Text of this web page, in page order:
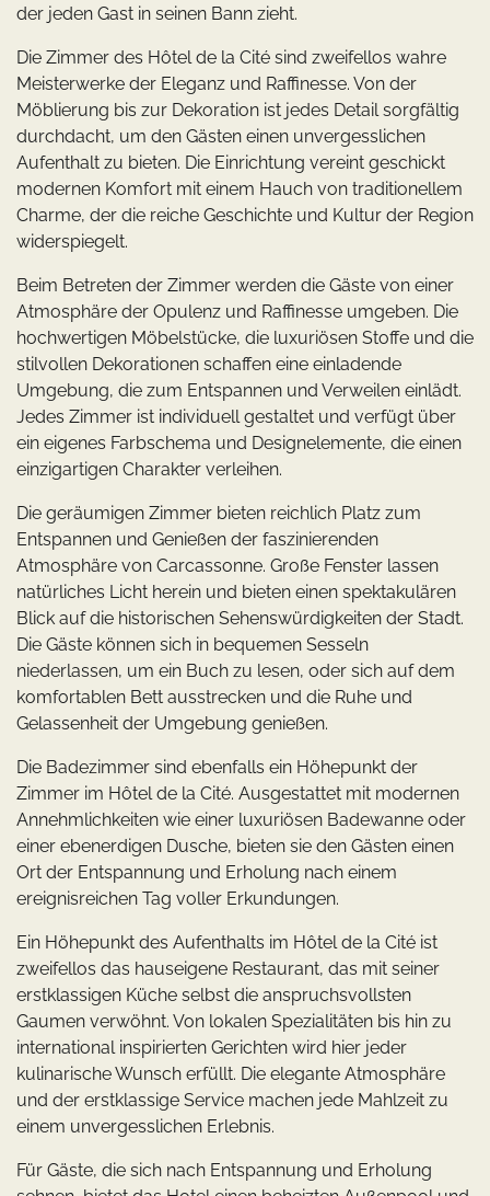
der jeden Gast in seinen Bann zieht.
Die Zimmer des Hôtel de la Cité sind zweifellos wahre
Meisterwerke der Eleganz und Raffinesse. Von der
Möblierung bis zur Dekoration ist jedes Detail sorgfältig
durchdacht, um den Gästen einen unvergesslichen
Aufenthalt zu bieten. Die Einrichtung vereint geschickt
modernen Komfort mit einem Hauch von traditionellem
Charme, der die reiche Geschichte und Kultur der Region
widerspiegelt.
Beim Betreten der Zimmer werden die Gäste von einer
Atmosphäre der Opulenz und Raffinesse umgeben. Die
hochwertigen Möbelstücke, die luxuriösen Stoffe und die
stilvollen Dekorationen schaffen eine einladende
Umgebung, die zum Entspannen und Verweilen einlädt.
Jedes Zimmer ist individuell gestaltet und verfügt über
ein eigenes Farbschema und Designelemente, die einen
einzigartigen Charakter verleihen.
Die geräumigen Zimmer bieten reichlich Platz zum
Entspannen und Genießen der faszinierenden
Atmosphäre von Carcassonne. Große Fenster lassen
natürliches Licht herein und bieten einen spektakulären
Blick auf die historischen Sehenswürdigkeiten der Stadt.
Die Gäste können sich in bequemen Sesseln
niederlassen, um ein Buch zu lesen, oder sich auf dem
komfortablen Bett ausstrecken und die Ruhe und
Gelassenheit der Umgebung genießen.
Die Badezimmer sind ebenfalls ein Höhepunkt der
Zimmer im Hôtel de la Cité. Ausgestattet mit modernen
Annehmlichkeiten wie einer luxuriösen Badewanne oder
einer ebenerdigen Dusche, bieten sie den Gästen einen
Ort der Entspannung und Erholung nach einem
ereignisreichen Tag voller Erkundungen.
Ein Höhepunkt des Aufenthalts im Hôtel de la Cité ist
zweifellos das hauseigene Restaurant, das mit seiner
erstklassigen Küche selbst die anspruchsvollsten
Gaumen verwöhnt. Von lokalen Spezialitäten bis hin zu
international inspirierten Gerichten wird hier jeder
kulinarische Wunsch erfüllt. Die elegante Atmosphäre
und der erstklassige Service machen jede Mahlzeit zu
einem unvergesslichen Erlebnis.
Für Gäste, die sich nach Entspannung und Erholung